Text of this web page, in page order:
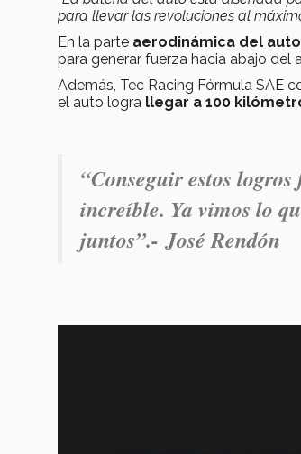
para llevar las revoluciones al
En la parte aerodinámica del auto
para generar fuerza hacia abajo del
Además, Tec Racing Fórmula SAE
el auto logra llegar a 100
“Conseguir estos
increíble. Ya vimos lo
juntos”.-José Rendón